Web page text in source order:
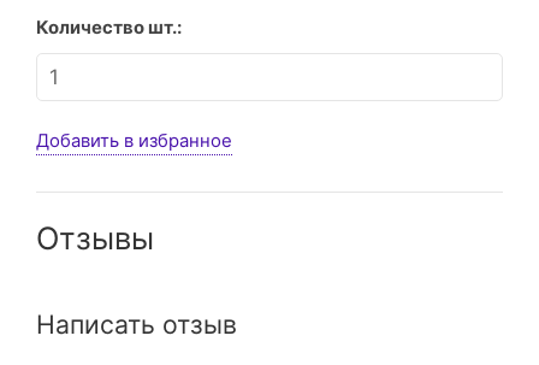
Количество шт.:
Добавить в избранное
Отзывы
Написать отзыв